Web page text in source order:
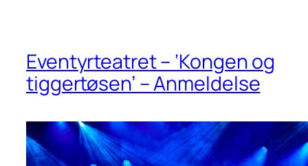
Eventyrteatret – ‘Kongen og
tiggertøsen’ – Anmeldelse